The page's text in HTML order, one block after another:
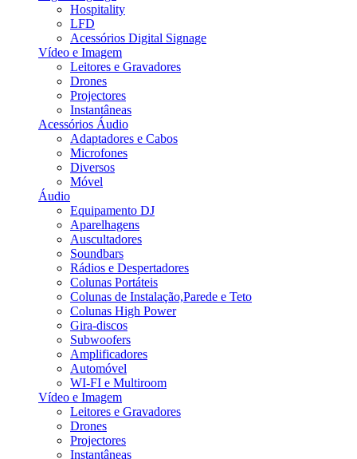
Hospitality
LFD
Acessórios Digital Signage
Vídeo e Imagem
Leitores e Gravadores
Drones
Projectores
Instantâneas
Acessórios Áudio
Adaptadores e Cabos
Microfones
Diversos
Móvel
Áudio
Equipamento DJ
Aparelhagens
Auscultadores
Soundbars
Rádios e Despertadores
Colunas Portáteis
Colunas de Instalação,Parede e Teto
Colunas High Power
Gira-discos
Subwoofers
Amplificadores
Automóvel
WI-FI e Multiroom
Vídeo e Imagem
Leitores e Gravadores
Drones
Projectores
Instantâneas